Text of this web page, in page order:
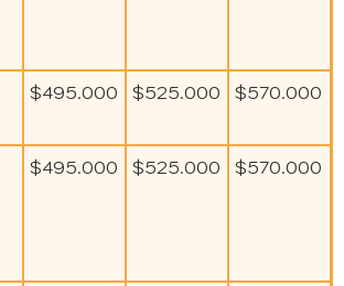
$495.000 $525.000 $570.000
$495.000 $525.000 $570.000